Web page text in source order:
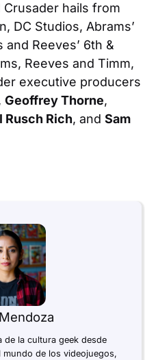
Crusader hails from
DC Studios, Abrams’
Reeves’ 6th &
Reeves and Timm,
executive producers
Geoffrey Thorne,
Rusch Rich, and Sam
de la cultura geek desde
mundo de los videojuegos,